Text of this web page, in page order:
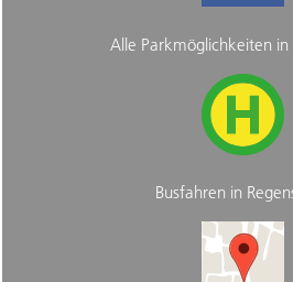
Alle Parkmöglichkeiten in
Busfahren in